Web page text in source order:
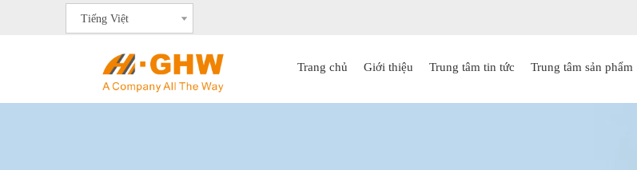
Tiếng Việt
Trang chủ Giới thiệu Trung tâm tin tức Trung tâm sản phẩm